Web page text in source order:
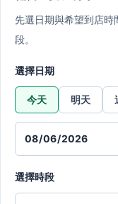
先選日期與希望到店
段。
選擇日期
今天 明天
選擇時段